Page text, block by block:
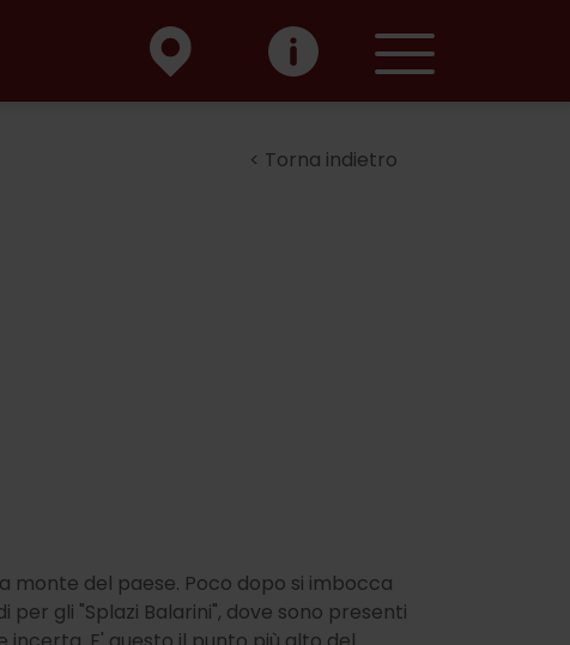
Torna indietro
monte del paese. Poco dopo si imbocca
gli "Splazi Balarini", dove sono presenti